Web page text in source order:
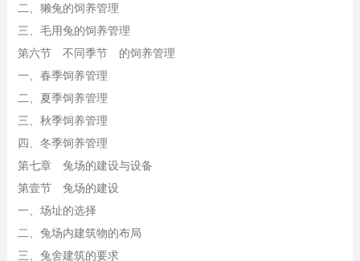
二、獭兔的饲养管理
三、毛用兔的饲养管理
第六节 不同季节 的饲养管理
一、春季饲养管理
二、夏季饲养管理
三、秋季饲养管理
四、冬季饲养管理
第七章 兔场的建设与设备
第壹节 兔场的建设
一、场址的选择
二、兔场内建筑物的布局
三、兔舍建筑的要求